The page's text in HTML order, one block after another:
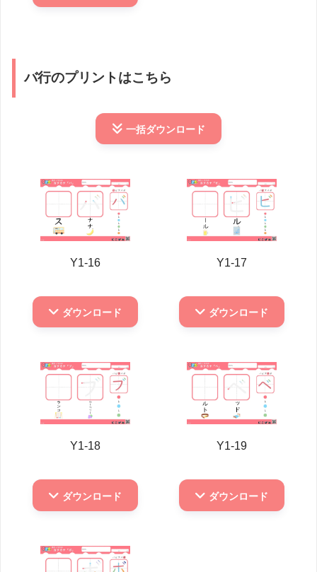
バ行のプリントはこちら
一括ダウンロード
Y1-16
ダウンロード
Y1-17
ダウンロード
Y1-18
ダウンロード
Y1-19
ダウンロード